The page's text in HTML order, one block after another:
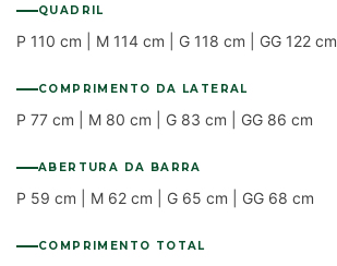
QUADRIL
P 110 cm | M 114 cm | G 118 cm | GG 122 cm
COMPRIMENTO DA LATERAL
P 77 cm | M 80 cm | G 83 cm | GG 86 cm
ABERTURA DA BARRA
P 59 cm | M 62 cm | G 65 cm | GG 68 cm
COMPRIMENTO TOTAL